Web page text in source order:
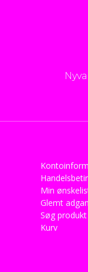
Min
Glemt
Søg produkt
Kurv